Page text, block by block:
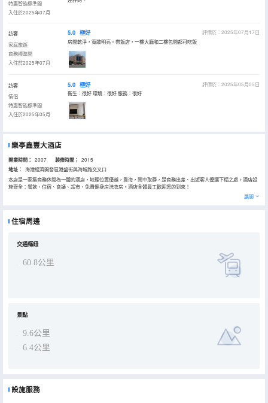
特惠智能標準間
入住於2025年07月
訪客
家庭旅遊
商務標準間
入住於2025年07月
5.0 極好
評價於：2025年07月17日
房間乾淨，寬敞明亮。帶飯店，一樓大廳和二樓包間都可吃飯
訪客
情侶
特惠智能標準間
入住於2025年05月
5.0 極好
評價於：2025年05月05日
衞生：很好 環境：很好 服務：很好
樂亭鑫豐大酒店
開業時間： 2007 装修時間； 2015
地址：
海港經濟開發區港盛街與海城路交叉口
本店是一家集商務休閒為一體的酒店，地理位置優越，靠海，鬧中取靜，是商務出差、出遊客人優選下榻之處。酒店設
施齊全：餐飲、住宿、會議、超市、免費健身房洗衣房。酒店全體員工歡迎您的到來！
展開
住宿周邊
交通樞紐
60.8公里
景點
9.6公里
6.4公里
設施服務